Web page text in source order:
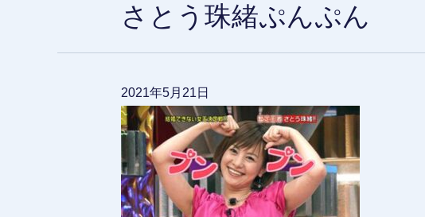
さとう珠緒ぷんぷん
2021年5月21日